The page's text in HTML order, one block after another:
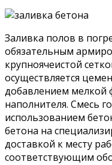
Заливка полов в
обязательным
крупноячеистой
осуществляется
добавлением мелкой
наполнителя. Смесь
использованием
бетона на
доставкой к месту
соответствующим